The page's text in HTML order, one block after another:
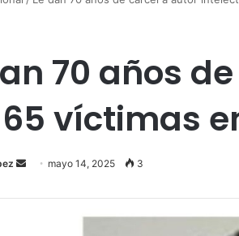
70 años
víctimas
Send
email
mayo 14, 2025 3